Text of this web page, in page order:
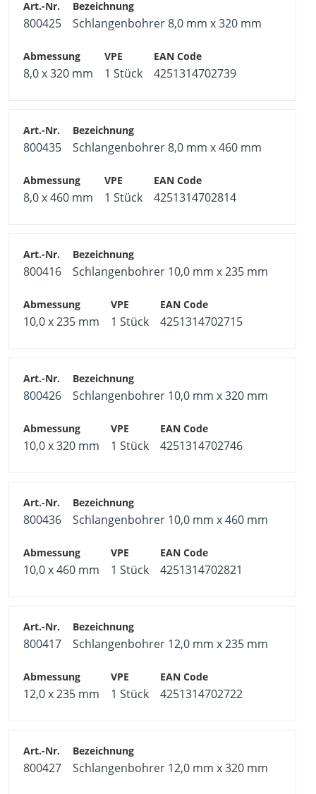
6-kant Schaft gewährleistet einen sicheren Halt des
Bohrers im Bohrfutter
Optimal geeignet für Durchgangsbohrungen und
Vorbohrungen
800425 Schlangenbohrer 8,0 mm x 320 mm
8,0 x 320 mm 1 Stück 4251314702739
800435 Schlangenbohrer 8,0 mm x 460 mm
8,0 x 460 mm 1 Stück 4251314702814
800416 Schlangenbohrer 10,0 mm x 235 mm
10,0 x 235 mm 1 Stück 4251314702715
800426 Schlangenbohrer 10,0 mm x 320 mm
10,0 x 320 mm 1 Stück 4251314702746
800436 Schlangenbohrer 10,0 mm x 460 mm
10,0 x 460 mm 1 Stück 4251314702821
800417 Schlangenbohrer 12,0 mm x 235 mm
12,0 x 235 mm 1 Stück 4251314702722
800427 Schlangenbohrer 12,0 mm x 320 mm